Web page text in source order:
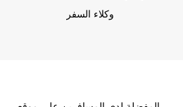
وكلاء السفر